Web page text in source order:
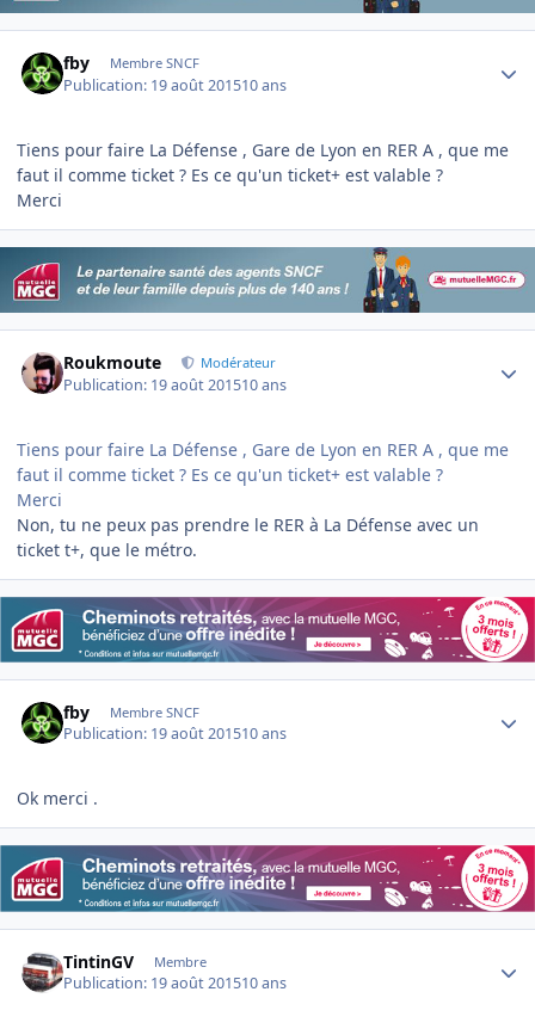
fby Membre SNCF
Publication: 19 août 201510 ans
Tiens pour faire La Défense , Gare de Lyon en RER A , que me
faut il comme ticket ? Es ce qu'un ticket+ est valable ?
Merci
Roukmoute Modérateur
Publication: 19 août 201510 ans
Tiens pour faire La Défense , Gare de Lyon en RER A , que me
faut il comme ticket ? Es ce qu'un ticket+ est valable ?
Merci
Non, tu ne peux pas prendre le RER à La Défense avec un
ticket t+, que le métro.
fby Membre SNCF
Publication: 19 août 201510 ans
Ok merci .
TintinGV Membre
Publication: 19 août 201510 ans